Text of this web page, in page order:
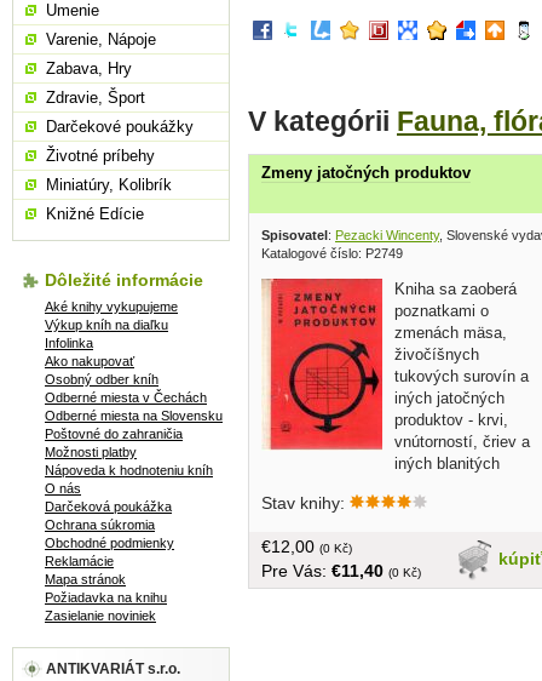
V kategórii Fauna,
Zmeny jatočných produktov
Spisovatel: Pezacki Wincenty, Slovenské
Katalogové číslo: P2749
Kniha sa zaoberá
poznatkami o
zmenách mäsa,
živočíšnych
tukových surovín a
iných jatočných
produktov - krvi,
vnútorností, čriev a
iných blanitých
surovín na biopreparáty a technických
strán
Stav knihy:
kúpiť
€12,00 (0 Kč)
Pre Vás: €11,40 (0 Kč)
Umenie
Varenie, Nápoje
Zabava, Hry
Zdravie, Šport
Darčekové poukážky
Životné príbehy
Miniatúry, Kolibrík
Knižné Edície
Dôležité informácie
Aké knihy vykupujeme
Výkup kníh na diaľku
Infolinka
Ako nakupovať
Osobný odber kníh
Odberné miesta v Čechách
Odberné miesta na Slovensku
Poštovné do zahraničia
Možnosti platby
Nápoveda k hodnoteniu kníh
O nás
Darčeková poukážka
Ochrana súkromia
Obchodné podmienky
Reklamácie
Mapa stránok
Požiadavka na knihu
Zasielanie noviniek
ANTIKVARIÁT s.r.o.